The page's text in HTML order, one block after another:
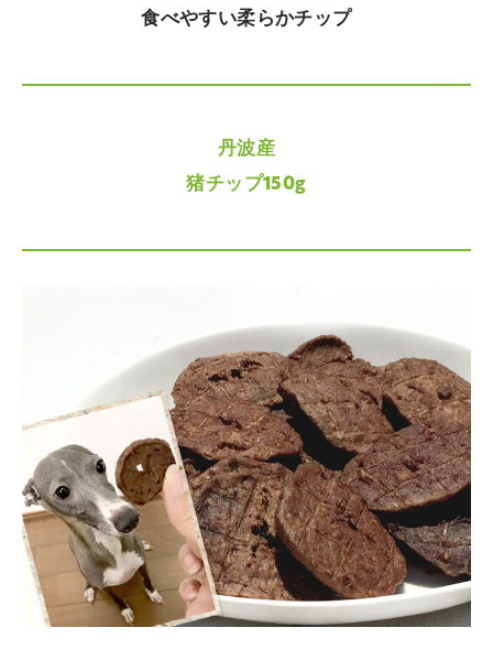
食べやすい柔らかチップ
丹波産
猪チップ150g